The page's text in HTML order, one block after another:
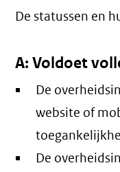
De statussen en
A: Voldoet
De
website of
De